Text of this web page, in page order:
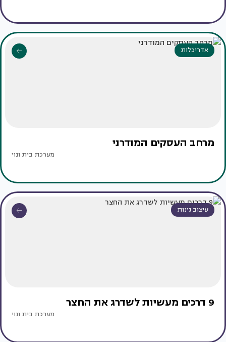
אדריכלות
מרחב העסקים המודרני
מערכת בית ונוי
עיצוב גינות
9 דרכים מעשיות לשדרג את החצר
מערכת בית ונוי